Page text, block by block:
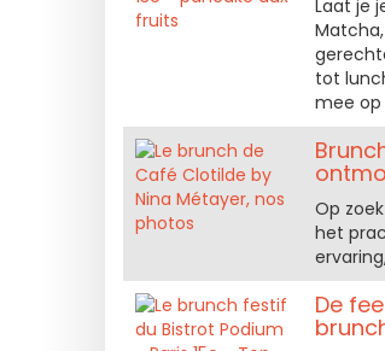
Laat je
tot
mee
Op
het
De